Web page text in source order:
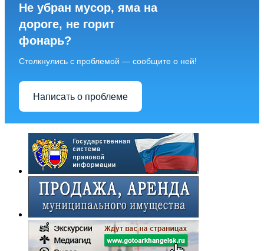
Не убран мусор, яма на
дороге, не горит
фонарь?
Столкнулись с проблемой — сообщите о ней!
Написать о проблеме